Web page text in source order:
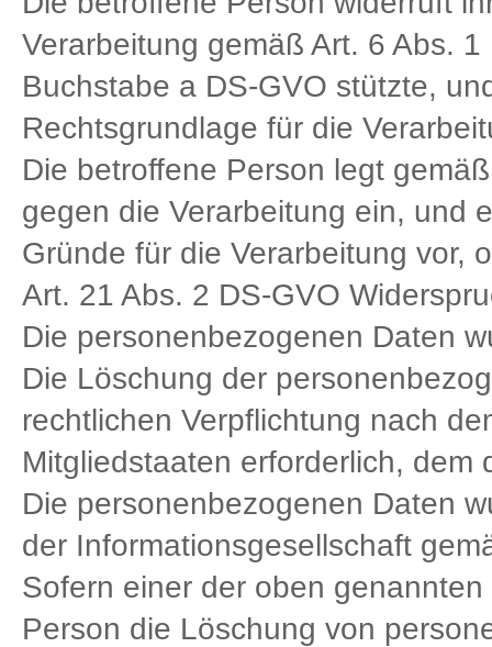
Verarbeitung gemäß Art. 6 Abs.
Buchstabe a DS-GVO stützte,
Rechtsgrundlage für die
Die betroffene Person legt
gegen die Verarbeitung ein, und
Gründe für die Verarbeitung vor,
Art. 21 Abs. 2 DS-GVO
Die personenbezogenen Daten
Die Löschung der
rechtlichen Verpflichtung nach
Mitgliedstaaten erforderlich, dem
Die personenbezogenen Daten
der Informationsgesellschaft
Sofern einer der oben
Person die Löschung von